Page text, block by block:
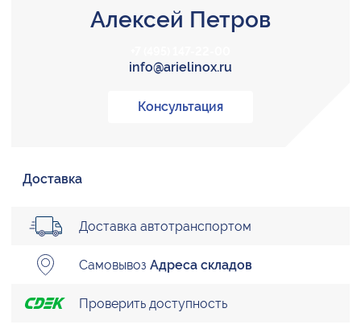
Алексей Петров
info@arielinox.ru
Консультация
Доставка
Доставка автотранспортом
Самовывоз Адреса складов
Проверить доступность